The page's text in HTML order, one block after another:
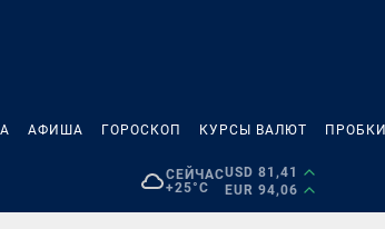
АФИША ГОРОСКОП КУРСЫ ВАЛЮТ ПРОБКИ
СЕЙЧАС
+25°C
USD 81,41
EUR 94,06